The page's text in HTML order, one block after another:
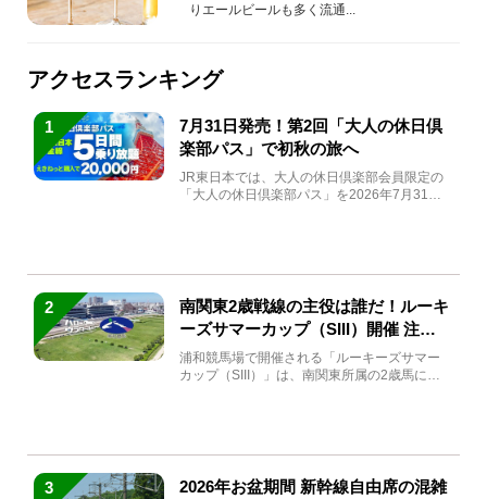
りエールビールも多く流通...
アクセスランキング
1
7月31日発売！第2回「大人の休日倶
楽部パス」で初秋の旅へ
JR東日本では、大人の休日倶楽部会員限定の
「大人の休日倶楽部パス」を2026年7月31日
2
南関東2歳戦線の主役は誰だ！ルーキ
ーズサマーカップ（SIII）開催 注目
馬と見どころをチェック
浦和競馬場で開催される「ルーキーズサマー
カップ（SIII）」は、南関東所属の2歳馬によ
3
2026年お盆期間 新幹線自由席の混雑